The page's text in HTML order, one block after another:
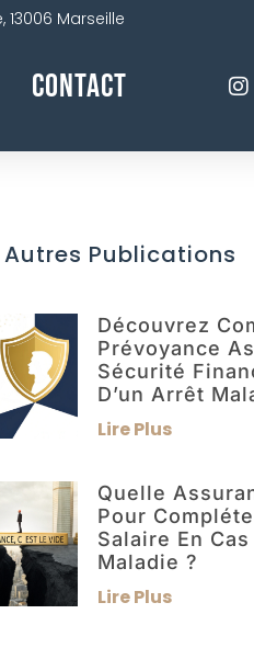
13006 Marseille
Contact
Autres Publications
Découvrez
Prévoyance
Sécurité
D’un Arrêt
Lire Plus
Quelle
Pour
Salaire En Cas
Maladie ?
Lire Plus